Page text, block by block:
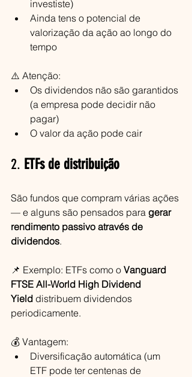
investiste)
Ainda tens o potencial de
valorização da ação ao longo do
tempo
⚠️ Atenção:
Os dividendos não são garantidos
(a empresa pode decidir não
pagar)
O valor da ação pode cair
2. ETFs de distribuição
São fundos que compram várias ações
— e alguns são pensados para gerar
rendimento passivo através de
dividendos.
📌 Exemplo: ETFs como o Vanguard
FTSE All-World High Dividend
Yield distribuem dividendos
periodicamente.
💰 Vantagem:
Diversificação automática (um
ETF pode ter centenas de